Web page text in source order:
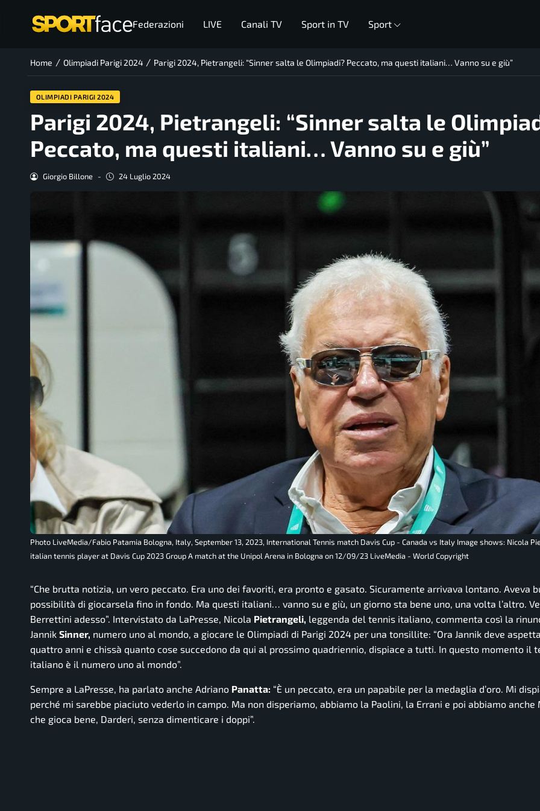
Federazioni LIVE Canali TV Sport in TV Sport
Home / Olimpiadi Parigi 2024 / Parigi 2024, Pietrangeli: “Sinner salta le Olimpiadi? Peccato, ma questi italiani… Vanno su e giù”
OLIMPIADI PARIGI 2024
Parigi 2024, Pietrangeli: “Sinner salta le
Peccato, ma questi italiani… Vanno su e giù”
Giorgio Billone - 24 Luglio 2024
Photo LiveMedia/Fabio Patamia Bologna, Italy, September 13, 2023, International Tennis match Davis Cup - Canada vs Italy Image shows: Nicola
italian tennis player at Davis Cup 2023 Group A match at the Unipol Arena in Bologna on 12/09/23 LiveMedia - World Copyright
“Che brutta notizia, un vero peccato. Era uno dei favoriti, era pronto e gasato. Sicuramente arrivava lontano. Aveva
possibilità di giocarsela fino in fondo. Ma questi italiani… vanno su e giù, un giorno sta bene uno, una volta l’altro.
Berrettini adesso”. Intervistato da LaPresse, Nicola Pietrangeli, leggenda del tennis italiano, commenta così la
Jannik Sinner, numero uno al mondo, a giocare le Olimpiadi di Parigi 2024 per una tonsillite: “Ora Jannik deve
quattro anni e chissà quanto cose succedono da qui al prossimo quadriennio, dispiace a tutti. In questo momento il
italiano è il numero uno al mondo”.
Sempre a LaPresse, ha parlato anche Adriano Panatta: “È un peccato, era un papabile per la medaglia d’oro. Mi
perché mi sarebbe piaciuto vederlo in campo. Ma non disperiamo, abbiamo la Paolini, la Errani e poi abbiamo anche
che gioca bene, Darderi, senza dimenticare i doppi”.